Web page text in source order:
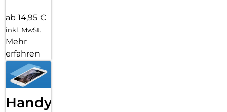
ab 14,95 €
inkl. MwSt.
Mehr
erfahren
Handy